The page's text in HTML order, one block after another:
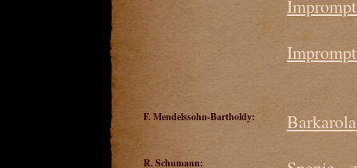
F. Mendelssohn-Bartholdy:
R. Schumann: